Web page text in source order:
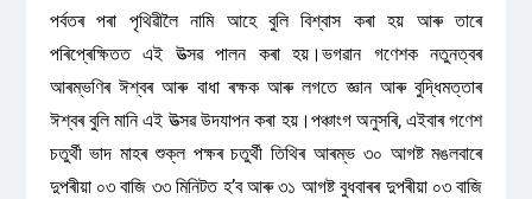
পৰ্বতৰ পৰা পৃথিৱীলৈ নামি আহে বুলি বিশ্বাস কৰা হয় আৰু তাৰে
পৰিপ্ৰেক্ষিতত এই উত্‍সৱ পালন কৰা হয়।ভগৱান গণেশক নতুনত্বৰ
আৰম্ভণিৰ ঈশ্বৰ আৰু বাধা ৰক্ষক আৰু লগতে জ্ঞান আৰু বুদ্ধিমত্তাৰ
ঈশ্বৰ বুলি মানি এই উত্‍সৱ উদযাপন কৰা হয়।পঞ্চাংগ অনুসৰি, এইবাৰ গণেশ
চতুৰ্থী ভাদ মাহৰ শুক্ল পক্ষৰ চতুৰ্থী তিথিৰ আৰম্ভ ৩০ আগষ্ট মঙলবাৰে
দুপৰীয়া ০৩ বাজি ৩৩ মিনিটত হ’ব আৰু ৩১ আগষ্ট বুধবাৰৰ দুপৰীয়া ০৩ বাজি